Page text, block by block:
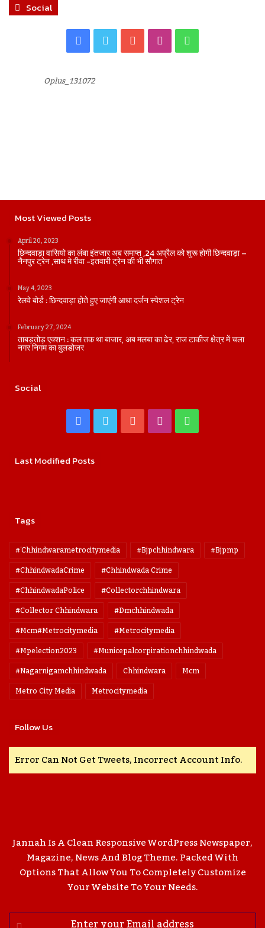
Social
Facebook
Twitter YouTubeInstagram
Oplus_131072
Most Viewed Posts
April 20, 2023
छिन्दवाड़ा वासियो का लंबा इंतजार अब समाप्त ,24 अप्रैल को शुरू होगी छिन्दवाड़ा –
नैनपुर ट्रेन ,साथ मे रीवा -इतवारी ट्रेन की भी सौगात
May 4, 2023
रेलवे बोर्ड : छिन्दवाड़ा होते हुए जाएंगी आधा दर्जन स्पेशल ट्रेन
February 27, 2024
ताबड़तोड़ एक्शन : कल तक था बाजार, अब मलबा का ढेर, राज टाकीज क्षेत्र में चला
नगर निगम का बुलडोजर
Social
Facebook
Twitter YouTubeInstagram
Last Modified Posts
Tags
#'chhindwarametrocitymedia #bjpchhindwara
#bjpmp
#ChhindwadaCrime
#Chhindwada Crime
#ChhindwadaPolice
#collectorchhindwara
#collector Chhindwara
#dmchhindwada
#mcm#metrocitymedia
#metrocitymedia
#mpelection2023
#municepalcorpirationchhindwada
#nagarnigamchhindwada
Chhindwara
Mcm
Metro City Media
Metrocitymedia
Follow Us
Error Can Not Get Tweets, Incorrect Account Info.
Jannah Is A Clean Responsive WordPress Newspaper,
Magazine, News And Blog Theme. Packed With
Options That Allow You To Completely Customize
Your Website To Your Needs.
Enter